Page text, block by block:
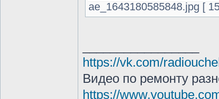
ae_1643180585848.jpg [
https://vk.com/
Видео по ремонту
https://